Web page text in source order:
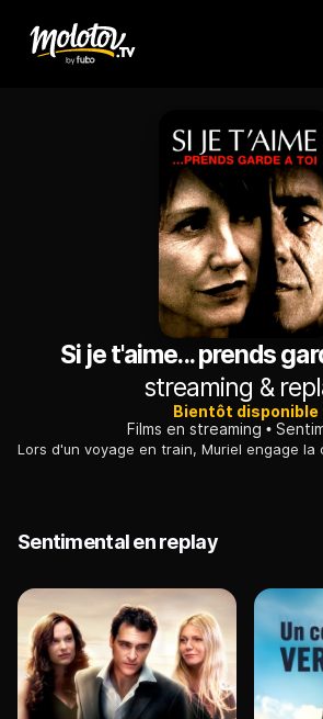
Si je t'aime... prends
streaming &
Bientôt disponible
Films en streaming
Sentimental en replay